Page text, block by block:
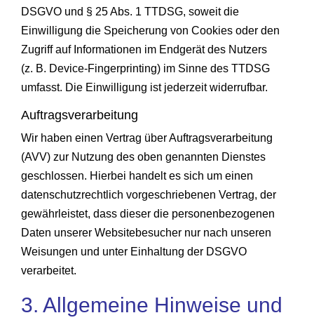
DSGVO und § 25 Abs. 1 TTDSG, soweit die
Einwilligung die Speicherung von Cookies oder den
Zugriff auf Informationen im Endgerät des Nutzers
(z. B. Device-Fingerprinting) im Sinne des TTDSG
umfasst. Die Einwilligung ist jederzeit widerrufbar.
Auftragsverarbeitung
Wir haben einen Vertrag über Auftragsverarbeitung
(AVV) zur Nutzung des oben genannten Dienstes
geschlossen. Hierbei handelt es sich um einen
datenschutzrechtlich vorgeschriebenen Vertrag, der
gewährleistet, dass dieser die personenbezogenen
Daten unserer Websitebesucher nur nach unseren
Weisungen und unter Einhaltung der DSGVO
verarbeitet.
3. Allgemeine Hinweise und